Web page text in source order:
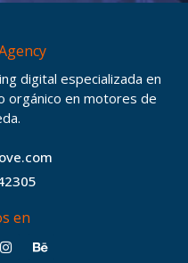
digital especializada en
orgánico en motores de
en
I
B